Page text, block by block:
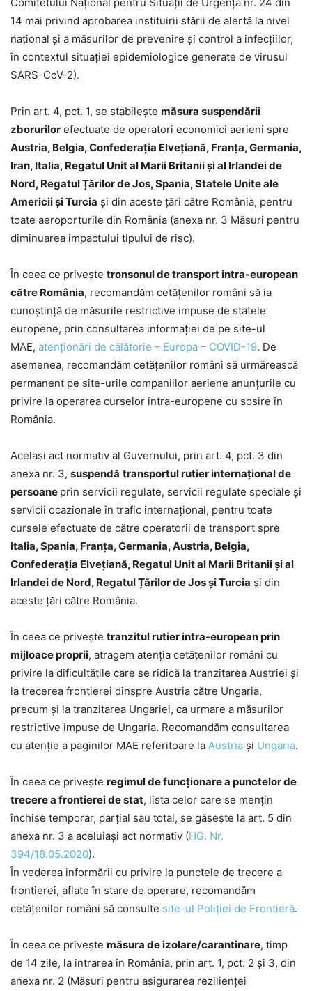
14 mai privind aprobarea instituirii stării de alertă la nivel
național și a măsurilor de prevenire și control a infecțiilor,
în contextul situației epidemiologice generate de virusul
SARS-CoV-2).
Prin art. 4, pct. 1, se stabilește măsura suspendării
zborurilor efectuate de operatori economici aerieni spre
Austria, Belgia, Confederația Elvețiană, Franța, Germania,
Iran, Italia, Regatul Unit al Marii Britanii și al Irlandei de
Nord, Regatul Țărilor de Jos, Spania, Statele Unite ale
Americii și Turcia și din aceste țări către România, pentru
toate aeroporturile din România (anexa nr. 3 Măsuri pentru
diminuarea impactului tipului de risc).
În ceea ce privește tronsonul de transport intra-european
către România, recomandăm cetățenilor români să ia
cunoștință de măsurile restrictive impuse de statele
europene, prin consultarea informației de pe site-ul
MAE, atenționări de călătorie – Europa – COVID-19. De
asemenea, recomandăm cetățenilor români să urmărească
permanent pe site-urile companiilor aeriene anunțurile cu
privire la operarea curselor intra-europene cu sosire în
România.
Același act normativ al Guvernului, prin art. 4, pct. 3 din
anexa nr. 3, suspendă transportul rutier internațional de
persoane prin servicii regulate, servicii regulate speciale și
servicii ocazionale în trafic internațional, pentru toate
cursele efectuate de către operatorii de transport spre
Italia, Spania, Franța, Germania, Austria, Belgia,
Confederația Elvețiană, Regatul Unit al Marii Britanii și al
Irlandei de Nord, Regatul Țărilor de Jos și Turcia și din
aceste țări către România.
În ceea ce privește tranzitul rutier intra-european prin
mijloace proprii, atragem atenția cetățenilor români cu
privire la dificultățile care se ridică la tranzitarea Austriei și
la trecerea frontierei dinspre Austria către Ungaria,
precum și la tranzitarea Ungariei, ca urmare a măsurilor
restrictive impuse de Ungaria. Recomandăm consultarea
cu atenție a paginilor MAE referitoare la Austria și Ungaria.
În ceea ce privește regimul de funcționare a punctelor de
trecere a frontierei de stat, lista celor care se mențin
închise temporar, parțial sau total, se găsește la art. 5 din
anexa nr. 3 a aceluiași act normativ (HG. Nr.
394/18.05.2020).
În vederea informării cu privire la punctele de trecere a
frontierei, aflate în stare de operare, recomandăm
cetățenilor români să consulte site-ul Poliției de Frontieră.
În ceea ce privește măsura de izolare/carantinare, timp
de 14 zile, la intrarea în România, prin art. 1, pct. 2 și 3, din
anexa nr. 2 (Măsuri pentru asigurarea rezilienței